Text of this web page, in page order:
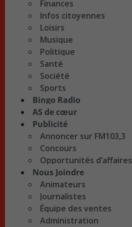
Finances
Infos citoyennes
Loisirs
Musique
Politique
Santé
Société
Sports
Bingo Radio
AS de cœur
Publicité
Annoncer sur FM103,3
Concours
Opportunités d’affaires
Nous Joindre
Animateurs
Journalistes
Équipe des ventes
Administration